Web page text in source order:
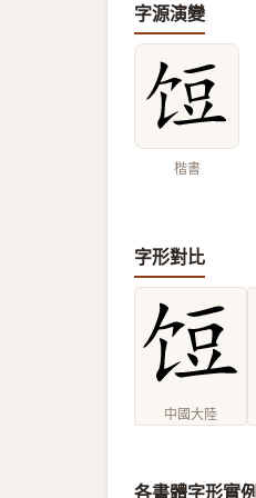
字源演變
楷書
字形對比
中國大陸
各書體字形實例